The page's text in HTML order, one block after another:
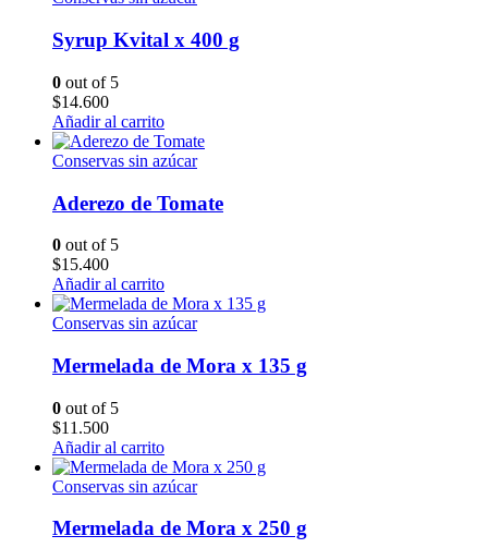
Syrup Kvital x 400 g
0 out of 5
$14.600
Añadir al carrito
Conservas sin azúcar
Aderezo de Tomate
0 out of 5
$15.400
Añadir al carrito
Conservas sin azúcar
Mermelada de Mora x 135 g
0 out of 5
$11.500
Añadir al carrito
Conservas sin azúcar
Mermelada de Mora x 250 g